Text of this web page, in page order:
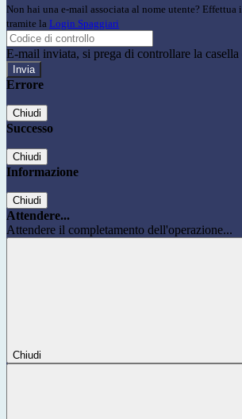
Non hai una e-mail associata al nome utente? Effettua
tramite la Login Spaggiari
E-mail inviata, si prega di controllare la
Errore
Chiudi
Successo
Chiudi
Informazione
Chiudi
Attendere...
Attendere il completamento dell'operazione...
Chiudi